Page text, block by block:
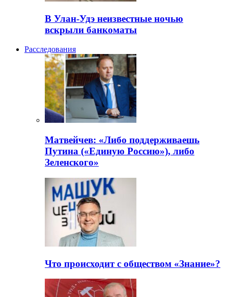
В Улан-Удэ неизвестные ночью
вскрыли банкоматы
Расследования
Матвейчев: «Либо поддерживаешь
Путина («Единую Россию»), либо
Зеленского»
Что происходит с обществом «Знание»?